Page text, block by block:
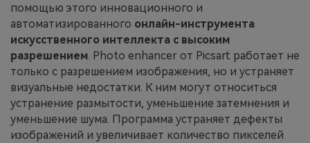
помощью этого инновационного и
автоматизированного онлайн-инструмента
искусственного интеллекта с высоким
разрешением . Photo enhancer от Picsart работает не
только с разрешением изображения, но и устраняет
визуальные недостатки. К ним могут относиться
устранение размытости, уменьшение затемнения и
уменьшение шума. Программа устраняет дефекты
изображений и увеличивает количество пикселей